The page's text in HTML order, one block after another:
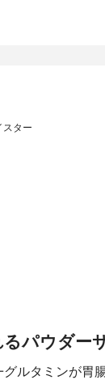
スター
パウダー
ルタミンが胃